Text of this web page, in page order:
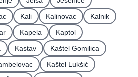
Kali Kalinovac
Kalnik
Kapela
Kaptol
Kastav
Kaštel Gomilica
Kaštel Lukšić